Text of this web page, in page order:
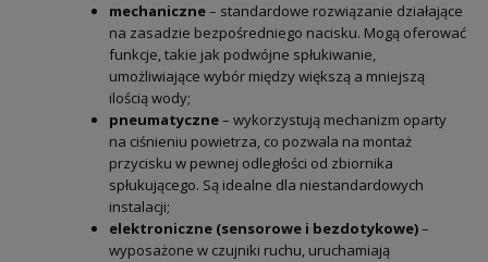
mechaniczne– standardowe rozwiązanie działające
na zasadzie bezpośredniego nacisku. Mogą oferować
funkcje, takie jak podwójne spłukiwanie,
umożliwiające wybór między większą a mniejszą
ilością wody;
pneumatyczne– wykorzystują mechanizm oparty
na ciśnieniu powietrza, co pozwala na montaż
przycisku w pewnej odległości od zbiornika
spłukującego. Są idealne dla niestandardowych
instalacji;
elektroniczne (sensorowe i bezdotykowe)–
wyposażone w czujniki ruchu, uruchamiają